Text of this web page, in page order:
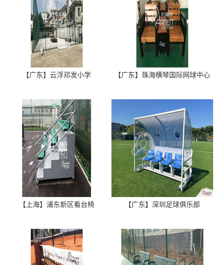
【广东】云浮邓发小学 【广东】珠海横琴国际网球中心
【上海】浦东新区看台椅 【广东】深圳足球俱乐部